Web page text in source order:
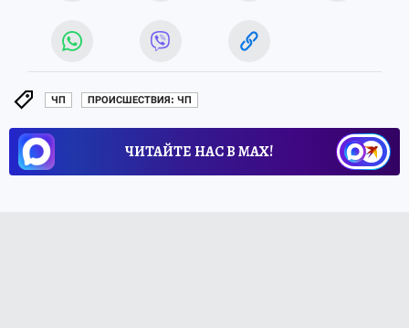
ЧП ПРОИСШЕСТВИЯ: ЧП
ЧИТАЙТЕ НАС В МАХ!